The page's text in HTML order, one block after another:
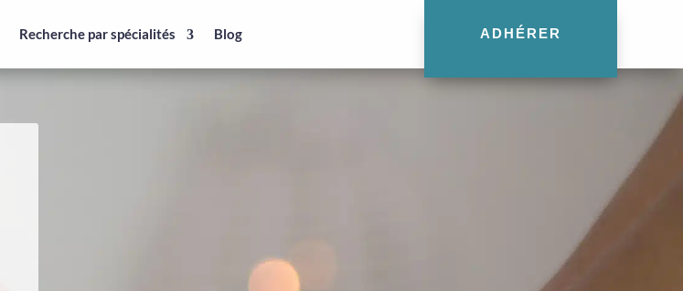
Recherche par spécialités Blog ADHÉRER